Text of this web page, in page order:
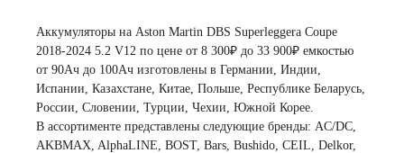
Емкость (A/H)
35 А/ч 38 А/ч
40 А/ч 42 А/ч
Аккумуляторы на Aston Martin DBS Superleggera Coupe
2018-2024 5.2 V12 по цене от 8 300₽ до 33 900₽ емкостью
от 90Ач до 100Ач изготовлены в Германии, Индии,
Испании, Казахстане, Китае, Польше, Республике Беларусь,
России, Словении, Турции, Чехии, Южной Корее.
В ассортименте представлены следующие бренды: AC/DC,
AKBMAX, AlphaLINE, BOST, Bars, Bushido, CEIL, Delkor,